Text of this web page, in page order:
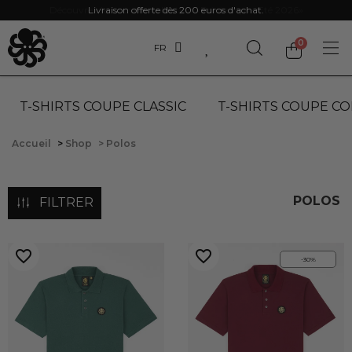
Livraison offerte dès 200 euros d'achat.
Découvrez la nouvelle collection «Printemps - Eté 2026»
FR
T-SHIRTS COUPE CLASSIC T-SHIRTS COUPE
Accueil Shop Polos
FILTRER POLOS
favorite_border -30%
favorite_border